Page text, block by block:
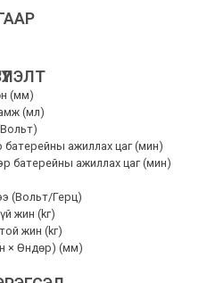
(мм)
(мл)
батерейны ажиллах цаг (мин)
батерейны ажиллах цаг (мин)
(Вольт/Герц)
жин (kг)
жин (kг)
× Өндөр) (мм)